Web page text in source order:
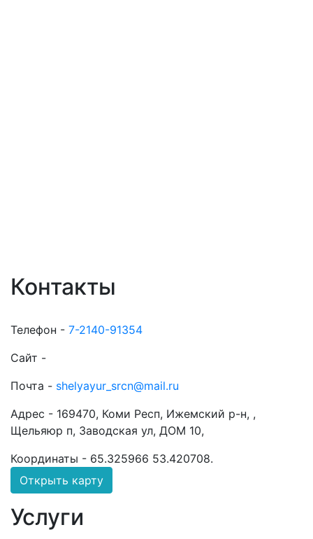
Контакты
Телефон - 7-2140-91354
Сайт -
Почта - shelyayur_srcn@mail.ru
Адрес - 169470, Коми Респ, Ижемский р-н, ,
Щельяюр п, Заводская ул, ДОМ 10,
Координаты - 65.325966 53.420708.
Открыть карту
Услуги